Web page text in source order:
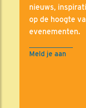
nieuws,
op de hoogte
evenementen.
Meld je aan